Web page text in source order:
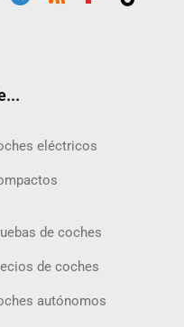
eléctricos
de coches
de coches
autónomos